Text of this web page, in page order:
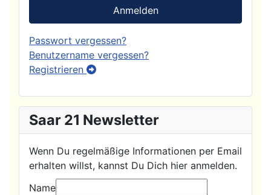
Anmelden
Passwort vergessen?
Benutzername vergessen?
Registrieren
Saar 21 Newsletter
Wenn Du regelmäßige Informationen per Email
erhalten willst, kannst Du Dich hier anmelden.
Name